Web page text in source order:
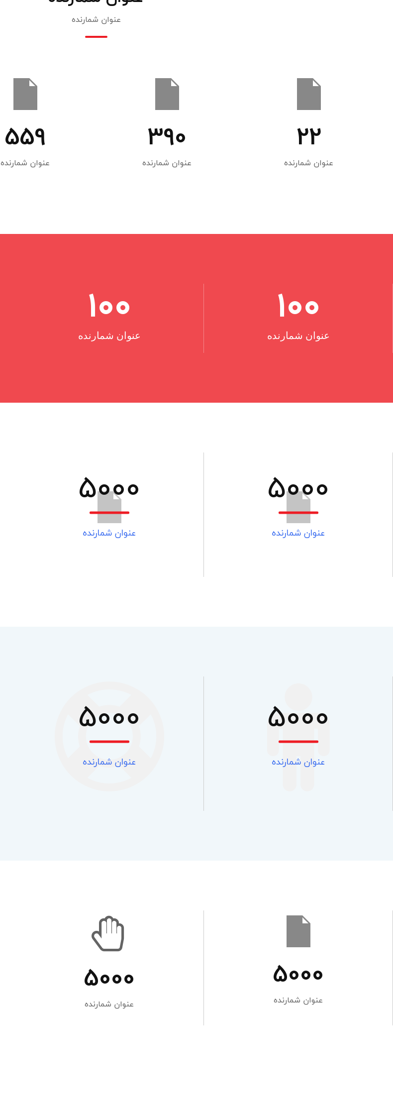
عنوان شمارنده
22
عنوان شمارنده
390
عنوان شمارنده
559
عنوان شمارنده
عنوان شمارنده
100 عنوان شمارنده
100
5000
عنوان شمارنده
5000
عنوان شمارنده
5000
عنوان شمارنده
5000
عنوان شمارنده
5000
عنوان شمارنده
5000
عنوان شمارنده